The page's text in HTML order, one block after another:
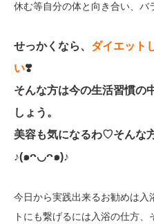
休む等自分の体と向き合い、バ
せっかくなら、 ダイエット
い❣️
そんな方は今の生活習慣の
しょう。
美容も気になるわ♡そんな
♪(๑ᴖ◡ᴖ๑)♪
今日から実践出来るお勧めは入
トにも繋げるには入浴の仕方、